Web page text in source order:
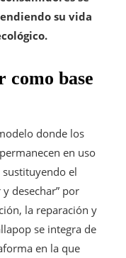
su vida
como base
donde los
en uso
el
desechar” por
la reparación y
se integra de
en la que